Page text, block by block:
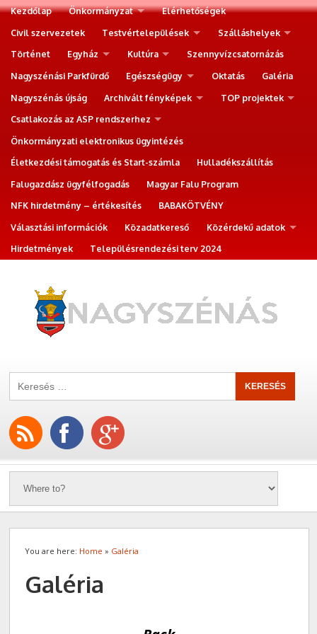
Kezdőlap Önkormányzat
Elérhetőségek
Civil szervezetek
Testvértelepülések
Szálláshelyek
Történet
Egyház Kultúra
Szennyvízcsatornázás
Nagyszénási Parkfürdő
Egészségügy Oktatás
Galéria
Nagyszénás újság
Archivált fényképek
TOP projektek
Csatlakozás az ASP rendszerhez
Önkormányzati elektronikus ügyintézés
Életkezdési támogatás és Start-számla
Hulladékszállítás
Falugazdász ügyfélfogadás
Magyar Falu Program
NFK hirdetmény – értékesítés
BABAKÖTVÉNY
Választási információk
Közadatkereső
Közérdekű adatok
Hirdetmények
Településrendezési terv 2024
You are here: Home » Galéria
Galéria